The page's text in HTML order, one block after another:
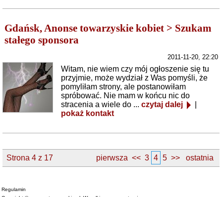
Gdańsk, Anonse towarzyskie kobiet > Szukam
stałego sponsora
2011-11-20, 22:20
Witam, nie wiem czy mój ogłoszenie się tu
przyjmie, może wydział z Was pomyśli, że
pomyliłam strony, ale postanowiłam
spróbować. Nie mam w końcu nic do
stracenia a wiele do ... czytaj dalej
pokaż kontakt
Strona 4 z 17 pierwsza << 3 4 5 >> ostatnia
Regulamin